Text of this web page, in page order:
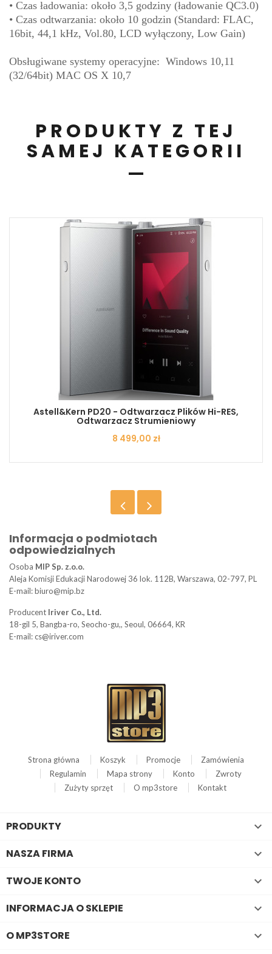
• Czas ładowania: około 3,5 godziny (ładowanie QC3.0)
• Czas odtwarzania: około 10 godzin (Standard: FLAC,
16bit, 44,1 kHz, Vol.80, LCD wyłączony, Low Gain)
Obsługiwane systemy operacyjne: Windows 10,11
(32/64bit) MAC OS X 10,7
PRODUKTY Z TEJ
SAMEJ KATEGORII
Astell&Kern PD20 - Odtwarzacz Plików Hi-RES,
Odtwarzacz Strumieniowy
Cena
8 499,00 zł
Informacja o podmiotach
odpowiedzialnych
Osoba MIP Sp. z.o.o.
Aleja Komisji Edukacji Narodowej 36 lok. 112B, Warszawa, 02-797, PL
E-mail: biuro@mip.bz
Producent Iriver Co., Ltd.
18-gil 5, Bangba-ro, Seocho-gu,, Seoul, 06664, KR
E-mail: cs@iriver.com
Strona główna Koszyk Promocje
Zamówienia
Regulamin
Mapa strony Konto
Zwroty
Zużyty sprzęt
O mp3store Kontakt
PRODUKTY 
NASZA FIRMA 
TWOJE KONTO 
INFORMACJA O SKLEPIE 
O MP3STORE 